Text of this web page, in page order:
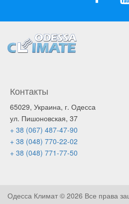
Контакты
65029, Украина, г. Одесса
ул. Пишоновская, 37
+ 38 (067) 487-47-90
+ 38 (048) 770-22-02
+ 38 (048) 771-77-50
Одесса Климат © 2026 Все права